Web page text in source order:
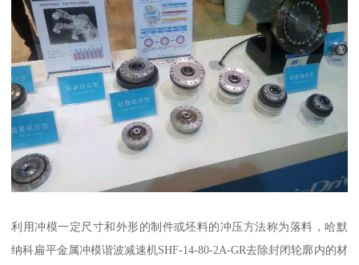
利用冲模一定尺寸和外形的制件或坯料的冲压方法称为落料，哈默
纳科扁平金属冲模谐波减速机SHF-14-80-2A-GR去除封闭轮廓内的材